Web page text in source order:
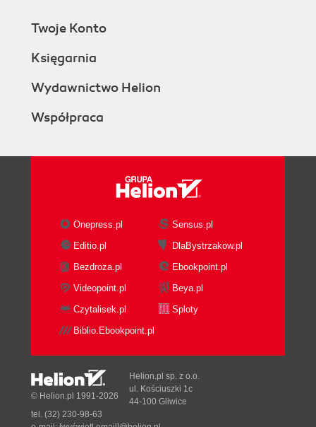
Twoje Konto
Księgarnia
Wydawnictwo Helion
Współpraca
Onepress.pl
Sensus.pl
Editio.pl
DlaBystrzakow.pl
Bezdroza.pl
Ebookpoint.pl
Videopoint.pl
Beya.pl
Czytalisek.pl
Sploty
Biblio.Ebookpoint.pl
© Helion.pl 1991-2026
Helion.pl sp. z o.o.
ul. Kościuszki 1c
44-100 Gliwice
tel. (32) 230-98-63